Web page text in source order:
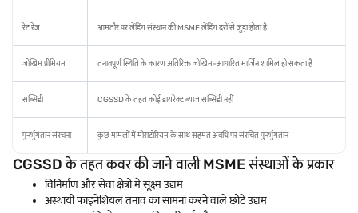
रेट रेंज आमतौर पर लेंडिंग संस्थान की MSME लेंडिंग दरों से जुड़ा होता है
जोखिम प्रीमियम तनावपूर्ण स्थिति के कारण अतिरिक्त जोखिम-आधारित मार्जिन शामिल हो सकता है
सब्सिडी CGSSD के तहत कोई डायरेक्ट ब्याज सब्सिडी नहीं
पुनर्भुगतान संरचना कुछ मामलों में मोराटोरियम के साथ सहमत अवधि पर संरचित पुनर्भुगतान
CGSSD के तहत कवर की जाने वाली MSME संस्थाओं के प्रकार
विनिर्माण और सेवा क्षेत्रों में सूक्ष्म उद्यम
अस्थायी फाइनेंशियल तनाव का सामना करने वाले छोटे उद्यम